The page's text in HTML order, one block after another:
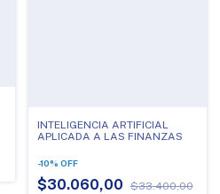
INTELIGENCIA ARTIFICIAL
APLICADA A LAS FINANZAS
-10% OFF
$30.060,00 $33.400,00